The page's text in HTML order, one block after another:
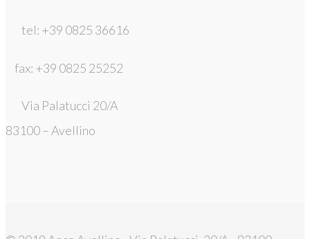
tel: +39 0825 36616
fax: +39 0825 25252
Via Palatucci 20/A
83100 – Avellino